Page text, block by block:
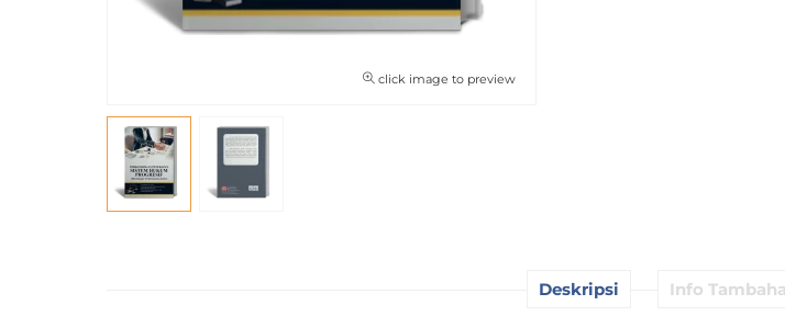
click image to preview
Deskripsi Info